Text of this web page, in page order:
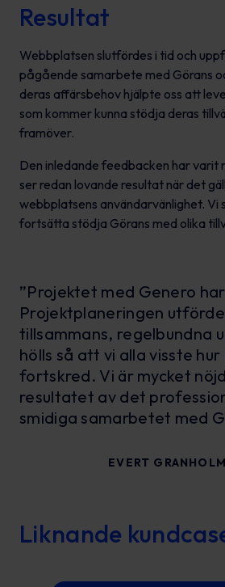
Resultat
Webbplatsen slutfördes i tid och
pågående samarbete med Görans
deras affärsbehov hjälpte oss att
som kommer kunna stödja deras
framöver.
Den inledande feedbacken har varit
ser redan lovande resultat när det
webbplatsens användarvänlighet.
fortsätta stödja Görans med olika
”Projektet med Genero
Projektplaneringen
tillsammans, regelbundna
hölls så att vi alla visste
fortskred. Vi är mycket
resultatet av det
smidiga samarbetet med
EVERT
Liknande